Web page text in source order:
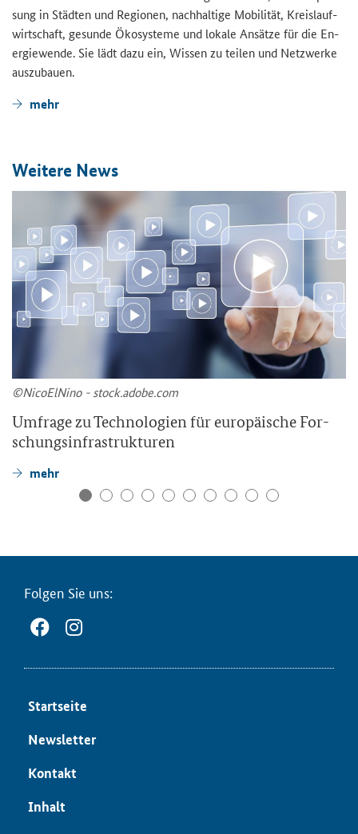
sung in Städ­ten und Re­gio­nen, nach­hal­ti­ge Mo­bi­li­tät, Kreis­lauf­
wirt­schaft, ge­sun­de Öko­sys­te­me und lo­ka­le An­sät­ze für die En­
er­gie­wen­de. Sie lädt dazu ein, Wis­sen zu tei­len und Netz­wer­ke
aus­zu­bau­en.
mehr
Wei­te­re News
©Ni­co­ElNi­no - stock.adobe.com
Um­fra­ge zu Tech­no­lo­gien für eu­ro­päi­sche For­
schungs­in­fra­struk­tu­ren
mehr
Fol­gen Sie uns:
Start­sei­te
News­let­ter
Kon­takt
In­halt